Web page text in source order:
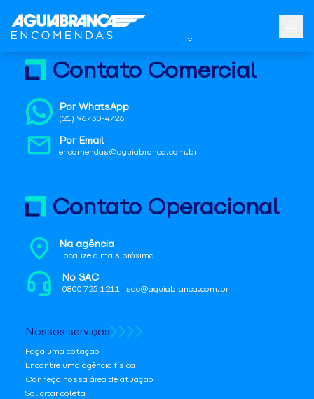
Contato Comercial
Por WhatsApp
(21) 96730-4726
Por Email
encomendas@aguiabranca.com.br
Contato Operacional
Na agência
Localize a mais próxima
No SAC
0800 725 1211 | sac@aguiabranca.com.br
Nossos serviços
Faça uma cotação
Encontre uma agência física
Conheça nossa área de atuação
Solicitar coleta